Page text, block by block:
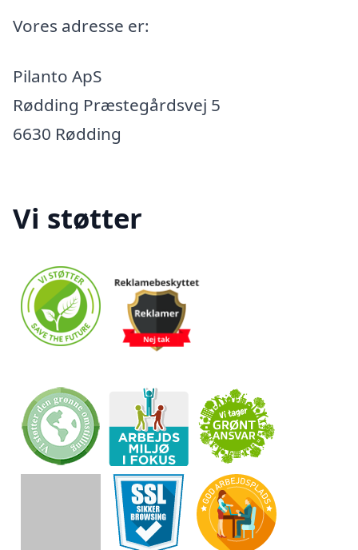
Vores adresse er:
Pilanto ApS
Rødding Præstegårdsvej 5
6630 Rødding
Vi støtter